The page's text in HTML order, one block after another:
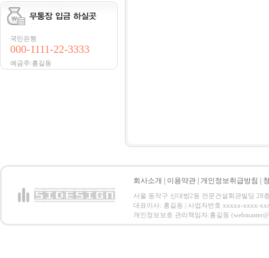
국민은행
000-1111-22-3333
예금주:홍길동
회사소개 이용약관 개인정보취급방침
서울 동작구 신대방2동 전문건설회관빌딩 28
대표이사: 홍길동 | 사업자번호 xxxxx-xxxx-
개인정보보호 관리책임자:홍길동